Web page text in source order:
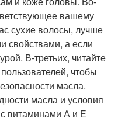
вашему
сухие волосы, лучше
свойствами, а если
В-третьих, читайте
чтобы
масла.
масла и условия
витаминами А и Е